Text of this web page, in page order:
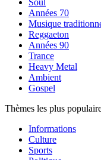
Soul
Années 70
Musique
Reggaeton
Années 90
Trance
Heavy Metal
Ambient
Gospel
Thèmes les plus
Informations
Culture
Sports